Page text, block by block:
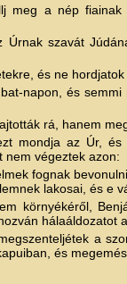
meg a nép
Úrnak szavát
és ne
napon, és
rá, hanem
mondja az Úr,
nem végeztek azon:
fognak
lakosai, és e
környékéről,
hálaáldozatot
a
és